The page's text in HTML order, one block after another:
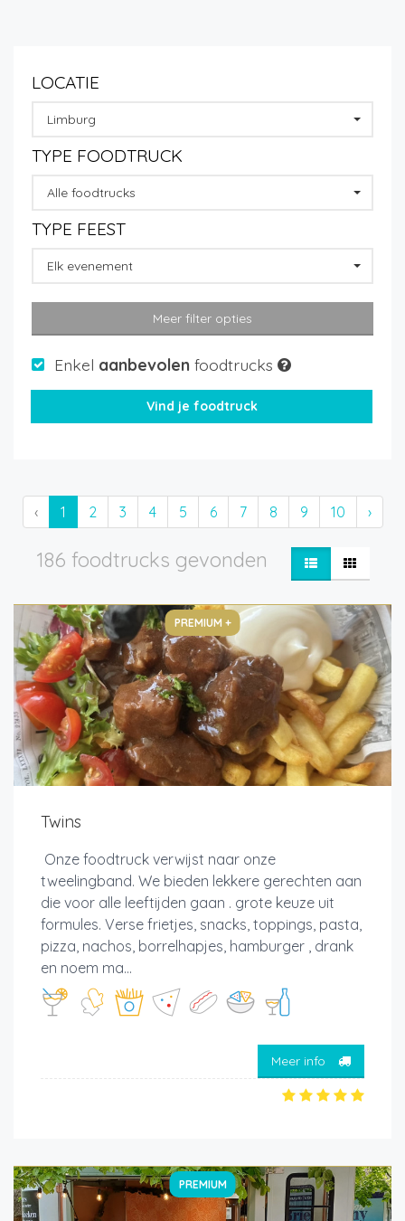
LOCATIE
Limburg
TYPE FOODTRUCK
Alle foodtrucks
TYPE FEEST
Elk evenement
Meer filter opties
Enkel aanbevolen foodtrucks
‹ 1 2 3 4 5 6 7 8 9 10 ›
186 foodtrucks gevonden
PREMIUM +
Twins
Onze foodtruck verwijst naar onze
tweelingband. We bieden lekkere gerechten aan
die voor alle leeftijden gaan . grote keuze uit
formules. Verse frietjes, snacks, toppings, pasta,
pizza, nachos, borrelhapjes, hamburger , drank
en noem ma...
Meer info
PREMIUM